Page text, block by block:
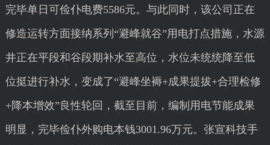
完毕单日可俭仆电费5586元。与此同时，该公司正在
修造运转方面接纳系列“避峰就谷”用电打点措施，水源
井正在平段和谷段期补水至高位，水位未统统降至低
位挺进行补水，变成了“避峰坐褥+成果提拔+合理检修
+降本增效”良性轮回，截至目前，编制用电节能成果
明显，完毕俭仆外购电本钱3001.96万元。张宣科技手